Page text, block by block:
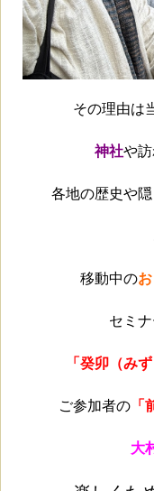
その理由は
神社や
各地の歴史や
移動中の
セミ
「癸卯（み
ご参加者の「
大